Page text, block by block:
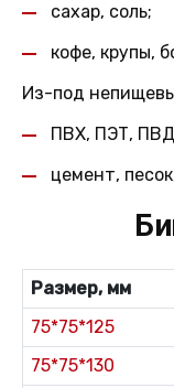
сахар, соль;
кофе, крупы,
Из-под
ПВХ, ПЭТ,
цемент,
Размер, мм
75*75*125
75*75*130